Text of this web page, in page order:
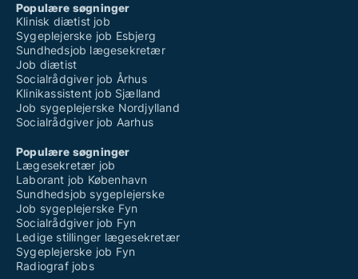
Populære søgninger
Klinisk diætist job
Sygeplejerske job Esbjerg
Sundhedsjob lægesekretær
Job diætist
Socialrådgiver job Århus
Klinikassistent job Sjælland
Job sygeplejerske Nordjylland
Socialrådgiver job Aarhus
Populære søgninger
Lægesekretær job
Laborant job København
Sundhedsjob sygeplejerske
Job sygeplejerske Fyn
Socialrådgiver job Fyn
Ledige stillinger lægesekretær
Sygeplejerske job Fyn
Radiograf jobs